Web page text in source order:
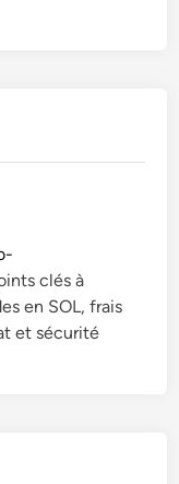
clés à
en SOL, frais
et sécurité